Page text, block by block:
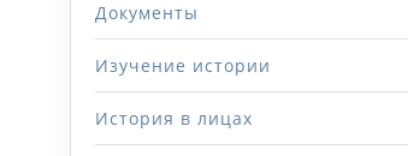
Документы
Изучение истории
История в лицах